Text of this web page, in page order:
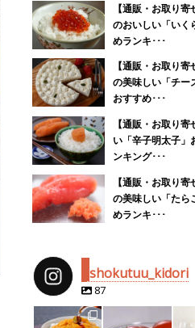
【通販・お取り
のおいしい「いく
めランキ･･･
【通販・お取り
の美味しい「チー
おすすめ･･･
【通販・お取り寄
い「辛子明太子」
ンキング･･･
【通販・お取り
の美味しい「たら
めランキ･･･
shokutuu_kidori
87
shokutuu_kidor
i i